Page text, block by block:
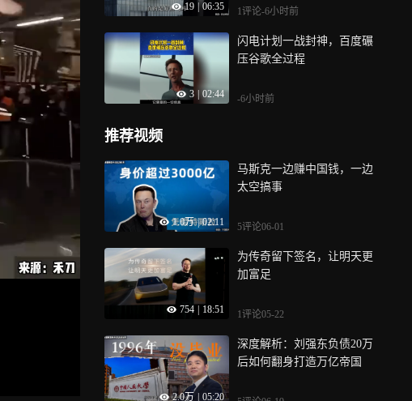
19 06:35 1评论-6小时前
3 02:44
闪电计划一战封神，百度碾
压谷歌全过程
-6小时前
推荐视频
1.0万 | 02:11
马斯克一边赚中国钱，一边
太空搞事
5评论06-01
754 18:51
为传奇留下签名，让明天更
加富足
1评论05-22
2.0万 05:20
深度解析：刘强东负债20万
后如何翻身打造万亿帝国